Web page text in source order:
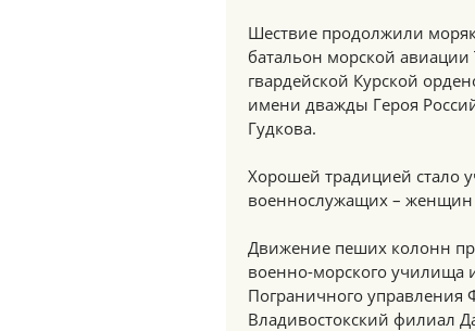
Шествие продолжили
батальон морской авиации
гвардейской Курской
имени дважды Героя
Гудкова.
Хорошей традицией стало
военнослужащих – женщин
Движение пеших колонн
военно-морского училища
Пограничного
Владивостокский филиал